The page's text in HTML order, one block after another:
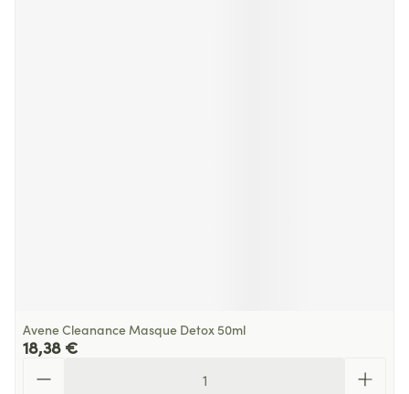
Avene Cleanance Masque Detox 50ml
18,38 €